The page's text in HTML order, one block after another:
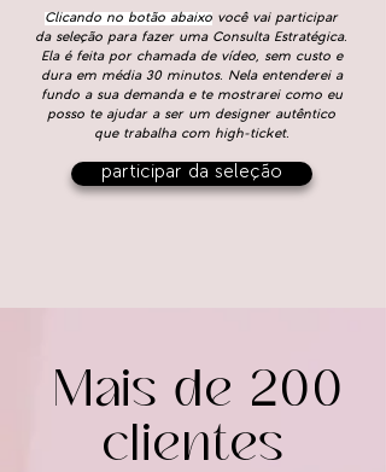
Clicando no botão abaixo você vai participar
da seleção para fazer uma Consulta Estratégica.
Ela é feita por chamada de vídeo, sem custo e
dura em média 30 minutos. Nela entenderei a
fundo a sua demanda e te mostrarei como eu
posso te ajudar a ser um designer autêntico
que trabalha com high-ticket.
participar da seleção
Mais de 200
clientes